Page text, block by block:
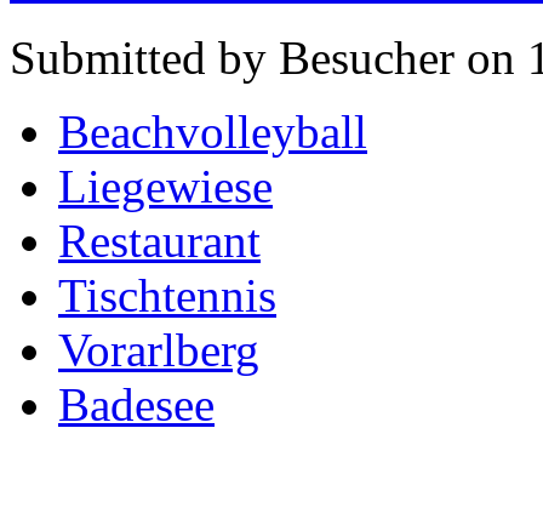
Submitted by Besucher on
Beachvolleyball
Liegewiese
Restaurant
Tischtennis
Vorarlberg
Badesee